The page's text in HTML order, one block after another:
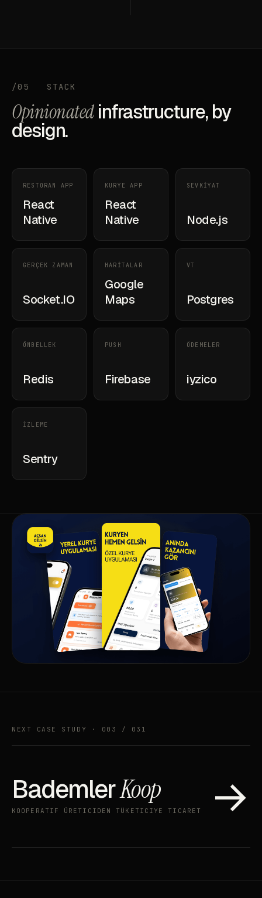
/05 STACK
Opinionatedinfrastructure, by
design.
RESTORAN APP
React
Native
KURYE APP
React
Native
SEVKİYAT
Node.js
GERÇEK ZAMAN
Socket.IO
HARİTALAR
Google
Maps
VT
Postgres
ÖNBELLEK
Redis
PUSH
Firebase
ÖDEMELER
iyzico
İZLEME
Sentry
NEXT CASE STUDY · 003 / 031
BademlerKoop
KOOPERATIF ÜRETICIDEN TÜKETICIYE TICARET →